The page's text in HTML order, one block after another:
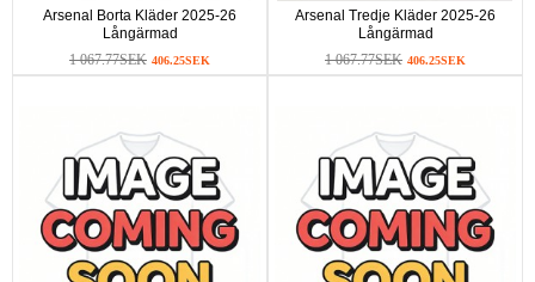
Arsenal Borta Kläder 2025-26
Långärmad
1 067.77SEK 406.25SEK
Arsenal Tredje Kläder 2025-26
Långärmad
1 067.77SEK 406.25SEK